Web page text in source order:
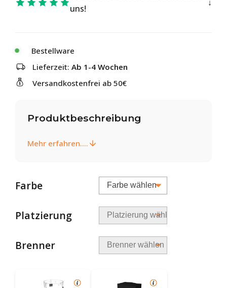
uns!
Bestellware
Lieferzeit: Ab 1-4 Wochen
Versandkostenfrei ab 50€
Produktbeschreibung
Mehr erfahren....
Farbe
Platzierung
Brenner